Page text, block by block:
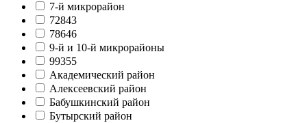
7-й микрорайон
72843
78646
9-й и 10-й микрорайоны
99355
Академический район
Алексеевский район
Бабушкинский район
Бутырский район